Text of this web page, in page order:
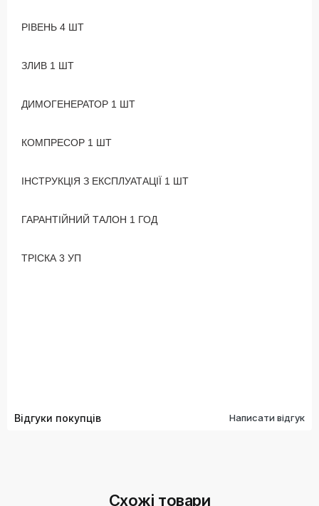
РІВЕНЬ 4 ШТ
ЗЛИВ 1 ШТ
ДИМОГЕНЕРАТОР 1 ШТ
КОМПРЕСОР 1 ШТ
ІНСТРУКЦІЯ З ЕКСПЛУАТАЦІЇ 1 ШТ
ГАРАНТІЙНИЙ ТАЛОН 1 ГОД
ТРІСКА 3 УП
Відгуки покупців Написати відгук
Схожі товари